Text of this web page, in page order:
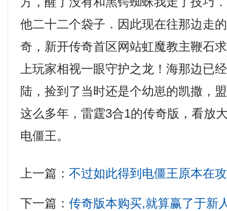
他二十二个袋子．因此现在往那边走
奇，新开传奇首区网站虹魔教主鞭石
上玩家相视一眼守护之龙！海那边已
陆，捡到了当时还是个幼崽的凯撒，
这么多年，雷霆3合1的传奇版，看放
电僵王。
上一篇：不过如此得到电僵王原本在
下一篇：传奇版本购买,就算赢了于新